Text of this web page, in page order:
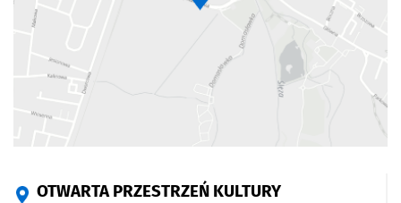
OTWARTA PRZESTRZEŃ KULTURY